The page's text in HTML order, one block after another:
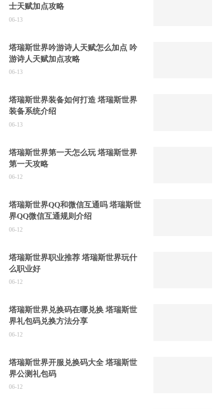
士天赋加点攻略
06-13
塔瑞斯世界吟游诗人天赋怎么加点 吟
游诗人天赋加点攻略
06-13
塔瑞斯世界装备如何打造 塔瑞斯世界
装备系统介绍
06-13
塔瑞斯世界第一天怎么玩 塔瑞斯世界
第一天攻略
06-12
塔瑞斯世界QQ和微信互通吗 塔瑞斯世
界QQ微信互通规则介绍
06-12
塔瑞斯世界职业推荐 塔瑞斯世界玩什
么职业好
06-12
塔瑞斯世界兑换码在哪兑换 塔瑞斯世
界礼包码兑换方法分享
06-12
塔瑞斯世界开服兑换码大全 塔瑞斯世
界公测礼包码
06-12